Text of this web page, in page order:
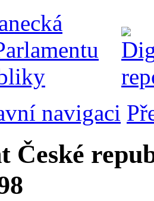
navigaci
České